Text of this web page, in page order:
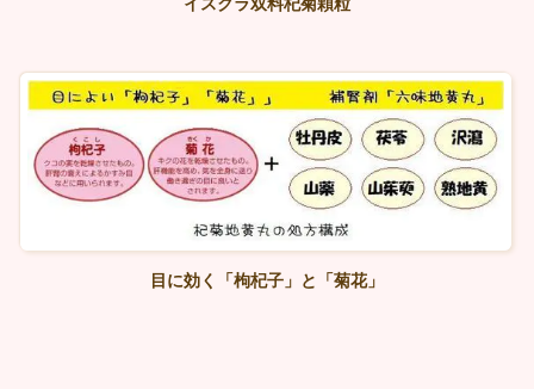
イスクラ双料杞菊顆粒
目に効く「枸杞子」と「菊花」